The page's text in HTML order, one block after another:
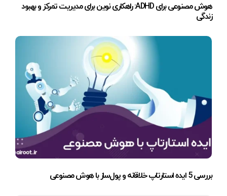
هوش مصنوعی برای ADHD: راهکاری نوین برای مدیریت تمرکز و بهبود
زندگی
بررسی 5 ایده استارتاپ خلاقانه و پول‌ساز با هوش مصنوعی